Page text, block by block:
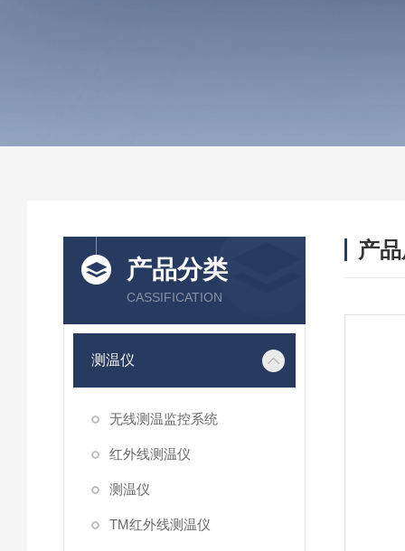
产品分类
CASSIFICATION
测温仪
无线测温监控系统
红外线测温仪
测温仪
TM红外线测温仪
产